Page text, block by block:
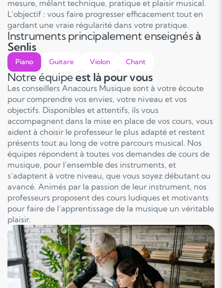
mesure, mêlant technique, pratique et plaisir musical.
L’objectif : vous faire progresser efficacement tout en
gardant une vraie régularité dans votre pratique.
Instruments principalement enseignésà
Senlis
Piano Guitare Violon Chant
Notre équipeest là pour vous
Les conseillers Anacours Musique sont à votre écoute
pour comprendre vos envies, votre niveau et vos
objectifs. Disponibles et attentifs, ils vous
accompagnent dans la mise en place de vos cours, vous
aident à choisir le professeur le plus adapté et restent
présents tout au long de votre parcours musical. Nos
équipes répondent à toutes vos demandes de cours de
musique, pour l’ensemble des instruments, et
s’adaptent à votre niveau, que vous soyez débutant ou
avancé. Animés par la passion de leur instrument, nos
professeurs proposent des cours ludiques et motivants
pour faire de l’apprentissage de la musique un véritable
plaisir.